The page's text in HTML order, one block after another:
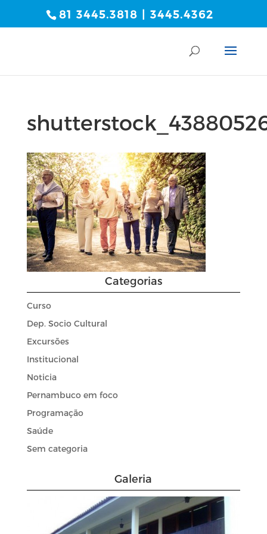
81 3445.3818 | 3445.4362
Categorias
Curso
Dep. Socio Cultural
Excursões
Institucional
Noticia
Pernambuco em foco
Programação
Saúde
Sem categoria
Galeria